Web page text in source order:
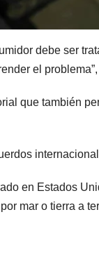
debe ser
el
que también
en Estados
mar o tierra a